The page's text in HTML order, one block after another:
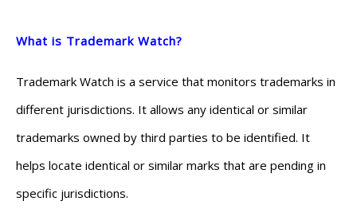
What is Trademark Watch?
Trademark Watch is a service that monitors trademarks in
different jurisdictions. It allows any identical or similar
trademarks owned by third parties to be identified. It
helps locate identical or similar marks that are pending in
specific jurisdictions.